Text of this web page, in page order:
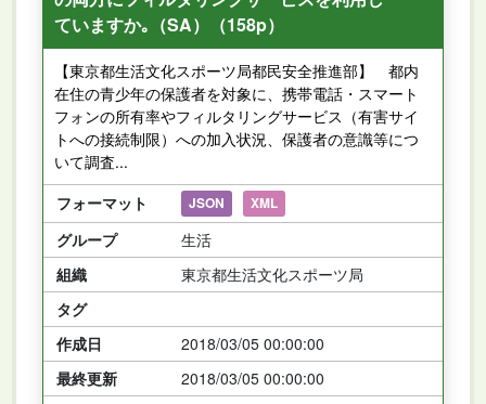
ていますか｡（SA）（158p）
【東京都生活文化スポーツ局都民安全推進部】 都内
在住の青少年の保護者を対象に、携帯電話・スマート
フォンの所有率やフィルタリングサービス（有害サイ
トへの接続制限）への加入状況、保護者の意識等につ
いて調査...
フォーマット
JSON XML
グループ
生活
組織
東京都生活文化スポーツ局
タグ
作成日
2018/03/05 00:00:00
最終更新
2018/03/05 00:00:00